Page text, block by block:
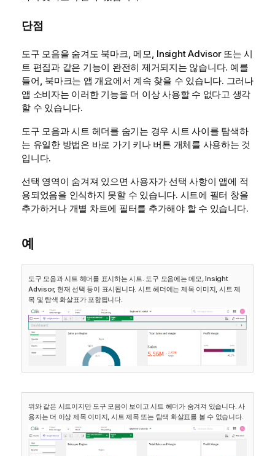
단점
도구 모음을 숨겨도 북마크, 메모, Insight Advisor 또는 시
트 편집과 같은 기능이 완전히 제거되지는 않습니다. 예를
들어, 북마크는 앱 개요에서 계속 찾을 수 있습니다. 그러나
앱 소비자는 이러한 기능을 더 이상 사용할 수 없다고 생각
할 수 있습니다.
도구 모음과 시트 헤더를 숨기는 경우 시트 사이를 탐색하
는 유일한 방법은 바로 가기 키나 버튼 개체를 사용하는 것
입니다.
선택 영역이 숨겨져 있으면 사용자가 선택 사항이 앱에 적
용되었음을 인식하지 못할 수 있습니다. 시트에 필터 창을
추가하거나 개별 차트에 필터를 추가해야 할 수 있습니다.
예
도구 모음과 시트 헤더를 표시하는 시트. 도구 모음에는 메모, Insight
Advisor, 현재 선택 등이 표시됩니다. 시트 헤더에는 제목 이미지, 시트 제
목 및 탐색 화살표가 포함됩니다.
위와 같은 시트이지만 도구 모음이 보이고 시트 헤더가 숨겨져 있습니다. 사
용자는 더 이상 제목 이미지, 시트 제목 또는 탐색 화살표를 볼 수 없습니다.